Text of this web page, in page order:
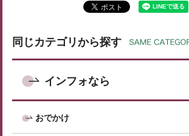
同じカテゴリから探す
インフォなら
おでかけ